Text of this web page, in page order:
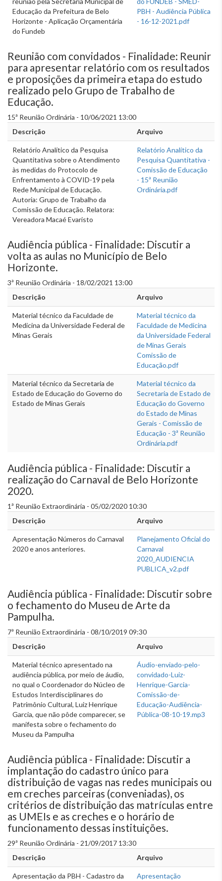
Educação da Prefeitura de Belo
Horizonte - Aplicação Orçamentária
do Fundeb
PBH - Audiência Pública
- 16-12-2021.pdf
Reunião com convidados - Finalidade: Reunir
para apresentar relatório com os resultados
e proposições da primeira etapa do estudo
realizado pelo Grupo de Trabalho de
Educação.
15ª Reunião Ordinária - 10/06/2021 13:00
Descrição
Arquivo
Relatório Analítico da Pesquisa
Quantitativa sobre o Atendimento
às medidas do Protocolo de
Enfrentamento à COVID-19 pela
Rede Municipal de Educação.
Autoria: Grupo de Trabalho da
Comissão de Educação. Relatora:
Vereadora Macaé Evaristo
Relatório Analítico da
Pesquisa Quantitativa -
Comissão de Educação
- 15ª Reunião
Ordinária.pdf
Audiência pública - Finalidade: Discutir a
volta as aulas no Município de Belo
Horizonte.
3ª Reunião Ordinária - 18/02/2021 13:00
Descrição
Arquivo
Material técnico da Faculdade de
Medicina da Universidade Federal de
Minas Gerais
Material técnico da
Faculdade de Medicina
da Universidade Federal
de Minas Gerais
Comissão de
Educação.pdf
Material técnico da Secretaria de
Estado de Educação do Governo do
Estado de Minas Gerais
Material técnico da
Secretaria de Estado de
Educação do Governo
do Estado de Minas
Gerais - Comissão de
Educação - 3ª Reunião
Ordinária.pdf
Audiência pública - Finalidade: Discutir a
realização do Carnaval de Belo Horizonte
2020.
1ª Reunião Extraordinária - 05/02/2020 10:30
Descrição
Arquivo
Apresentação Números do Carnaval
2020 e anos anteriores.
Planejamento Oficial do
Carnaval
2020_AUDIENCIA
PUBLICA_v2.pdf
Audiência pública - Finalidade: Discutir sobre
o fechamento do Museu de Arte da
Pampulha.
7ª Reunião Extraordinária - 08/10/2019 09:30
Descrição
Arquivo
Material técnico apresentado na
audiência pública, por meio de áudio,
no qual o Coordenador do Núcleo de
Estudos Interdisciplinares do
Patrimônio Cultural, Luiz Henrique
Garcia, que não pôde comparecer, se
manifesta sobre o fechamento do
Museu da Pampulha
Áudio-enviado-pelo-
convidado-Luiz-
Henrique-Garcia-
Comissão-de-
Educação-Audiência-
Pública-08-10-19.mp3
Audiência pública - Finalidade: Discutir a
implantação do cadastro único para
distribuição de vagas nas redes municipais ou
em creches parceiras (conveniadas), os
critérios de distribuição das matrículas entre
as UMEIs e as creches e o horário de
funcionamento dessas instituições.
29ª Reunião Ordinária - 21/09/2017 13:30
Descrição
Arquivo
Apresentação da PBH - Cadastro da
Apresentação